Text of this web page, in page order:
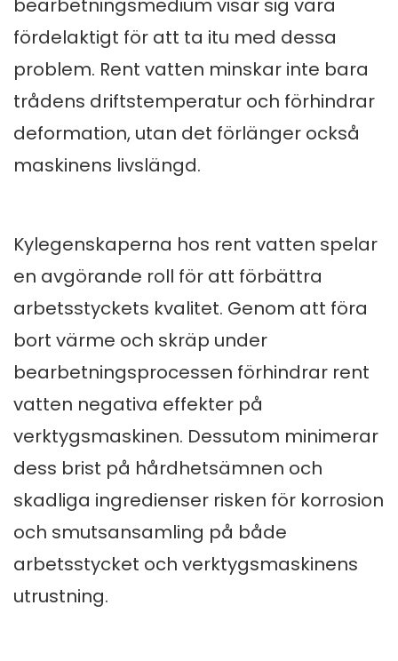
bearbetningsmedium visar sig vara
fördelaktigt för att ta itu med dessa
problem. Rent vatten minskar inte bara
trådens driftstemperatur och förhindrar
deformation, utan det förlänger också
maskinens livslängd.
Kylegenskaperna hos rent vatten spelar
en avgörande roll för att förbättra
arbetsstyckets kvalitet. Genom att föra
bort värme och skräp under
bearbetningsprocessen förhindrar rent
vatten negativa effekter på
verktygsmaskinen. Dessutom minimerar
dess brist på hårdhetsämnen och
skadliga ingredienser risken för korrosion
och smutsansamling på både
arbetsstycket och verktygsmaskinens
utrustning.